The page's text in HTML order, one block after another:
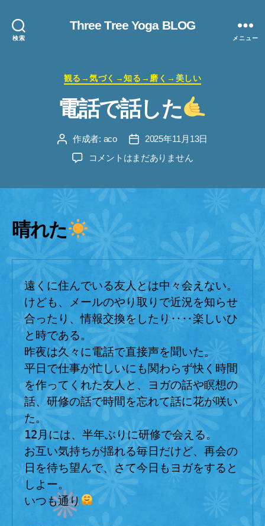
検索
Three Tree Yoga BLOG
メニュー
カ
ゴ
リ
ー
観る→気づく→知る→磨く→美しい
電話で話した
投 作成者: aco
投
稿
日
2025年11月13日
電
た
へ
の
コメントはまだありません
晴れた
遠くに住んでいる友人とは中々会えない。
けども、メールのやり取りで近況を知らせ
合ったり、情報交換をしたり‥‥楽しいひ
と時である。
昨夜は久々に電話で直接声を聞いた。
平日で仕事が忙しいにも関わらず快く時間
を作ってくれた友人と、ヨガの話や瞑想の
話、研修の話で時間を忘れて話に花が咲い
た。
12月には、半年ぶりに研修で会える。
お互い気持ちが揺れる毎日だけど、再会の
日を待ち望んで、さて今日もヨガをすると
しよー。
いつも通り